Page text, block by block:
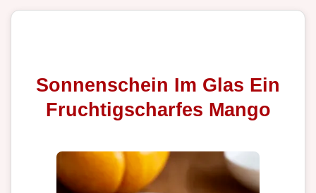
Sonnenschein Im Glas Ein
Fruchtigscharfes Mango